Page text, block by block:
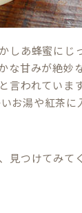
あ蜂蜜にじ
甘みが絶妙
われています
お湯や紅茶に
つけてみて